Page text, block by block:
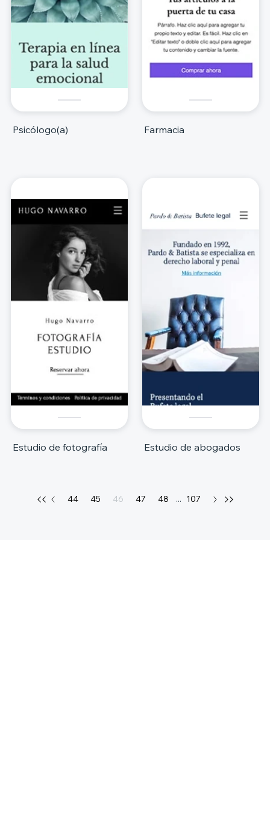
Psicólogo(a) Farmacia
Estudio de fotografía Estudio de abogados
44 45 46 47 48 ... 107